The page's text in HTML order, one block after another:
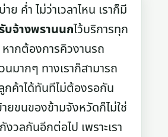
ย ค่ำ ไม่ว่าเวลาไหน เราก็มี
จ้างพรานนกไว้บริการทุก
ากต้องการคิวงานรถ
มากๆ ทางเราก็สามารถ
กค้าได้ทันทีไม่ต้องรอกัน
ยขนของข้ามจังหวัดก็ไม่ใช่
วลกันอีกต่อไป เพราะเรา